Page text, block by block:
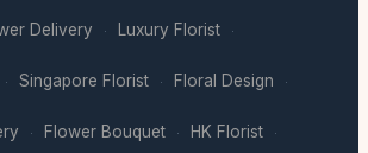
Delivery · Luxury Florist ·
· Singapore Florist · Floral Design ·
· Flower Bouquet · HK Florist ·